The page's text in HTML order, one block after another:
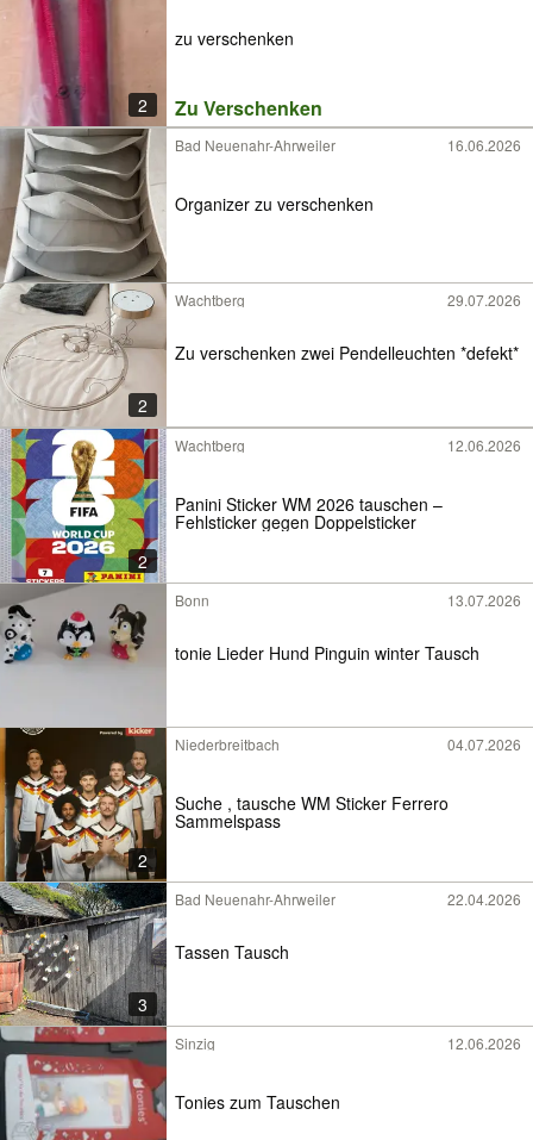
2
zu verschenken
Zu Verschenken
Bad Neuenahr-Ahrweiler 16.06.2026
Organizer zu verschenken
2
Wachtberg 29.07.2026
Zu verschenken zwei Pendelleuchten *defekt*
2
Wachtberg 12.06.2026
Panini Sticker WM 2026 tauschen –
Fehlsticker gegen Doppelsticker
Bonn 13.07.2026
tonie Lieder Hund Pinguin winter Tausch
2
Niederbreitbach 04.07.2026
Suche , tausche WM Sticker Ferrero
Sammelspass
3
Bad Neuenahr-Ahrweiler 22.04.2026
Tassen Tausch
Sinzig 12.06.2026
Tonies zum Tauschen